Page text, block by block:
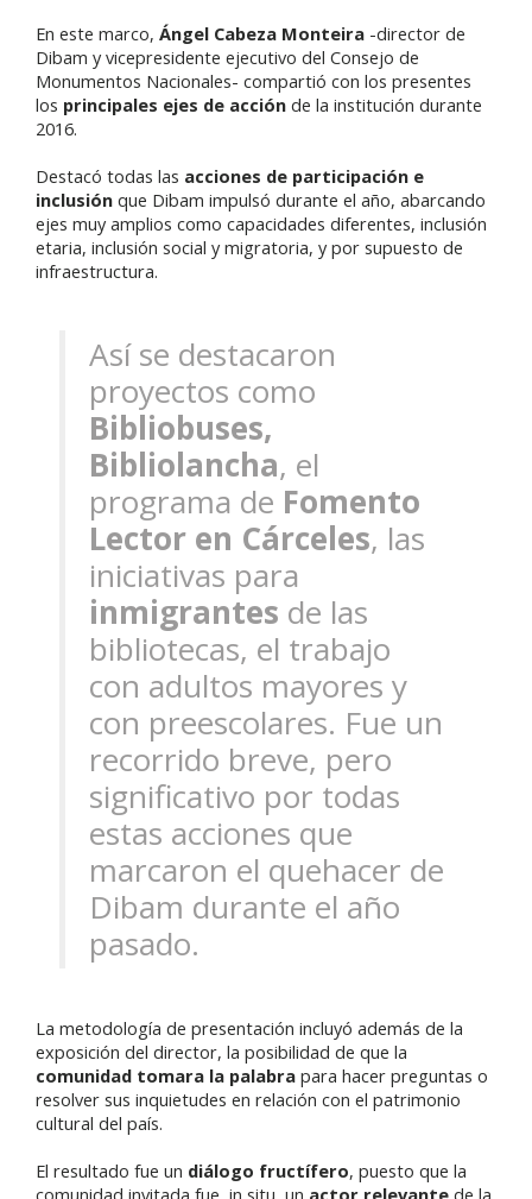
En este marco, Ángel Cabeza Monteira -director de
Dibam y vicepresidente ejecutivo del Consejo de
Monumentos Nacionales- compartió con los presentes
los principales ejes de acción de la institución durante
2016.
Destacó todas las acciones de participación e
inclusión que Dibam impulsó durante el año, abarcando
ejes muy amplios como capacidades diferentes, inclusión
etaria, inclusión social y migratoria, y por supuesto de
infraestructura.
Así se destacaron
proyectos como
Bibliobuses,
Bibliolancha, el
programa de Fomento
Lector en Cárceles, las
iniciativas para
inmigrantes de las
bibliotecas, el trabajo
con adultos mayores y
con preescolares. Fue un
recorrido breve, pero
significativo por todas
estas acciones que
marcaron el quehacer de
Dibam durante el año
pasado.
La metodología de presentación incluyó además de la
exposición del director, la posibilidad de que la
comunidad tomara la palabra para hacer preguntas o
resolver sus inquietudes en relación con el patrimonio
cultural del país.
El resultado fue un diálogo fructífero, puesto que la